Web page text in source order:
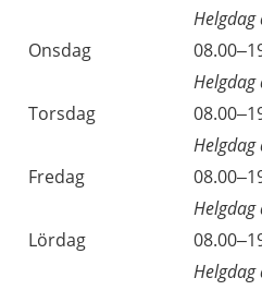
Onsdag
Torsdag
Fredag
Lördag